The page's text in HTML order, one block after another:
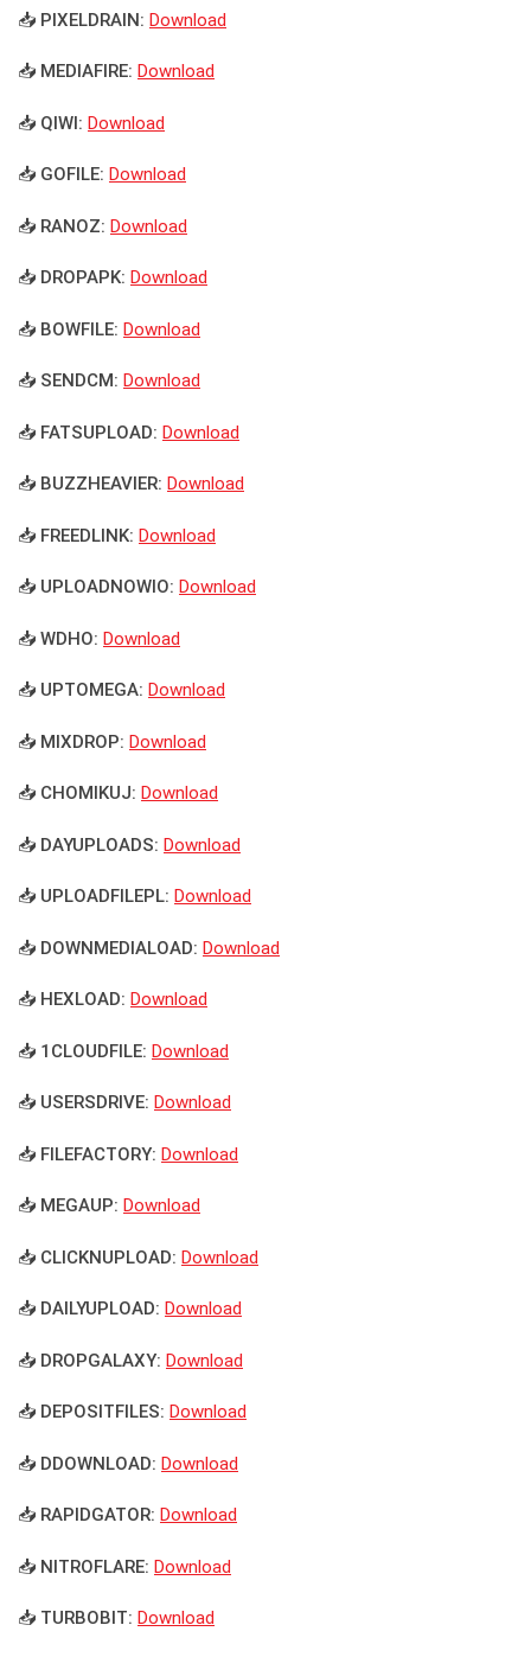
📥 PIXELDRAIN: Download
📥 MEDIAFIRE: Download
📥 QIWI: Download
📥 GOFILE: Download
📥 RANOZ: Download
📥 DROPAPK: Download
📥 BOWFILE: Download
📥 SENDCM: Download
📥 FATSUPLOAD: Download
📥 BUZZHEAVIER: Download
📥 FREEDLINK: Download
📥 UPLOADNOWIO: Download
📥 WDHO: Download
📥 UPTOMEGA: Download
📥 MIXDROP: Download
📥 CHOMIKUJ: Download
📥 DAYUPLOADS: Download
📥 UPLOADFILEPL: Download
📥 DOWNMEDIALOAD: Download
📥 HEXLOAD: Download
📥 1CLOUDFILE: Download
📥 USERSDRIVE: Download
📥 FILEFACTORY: Download
📥 MEGAUP: Download
📥 CLICKNUPLOAD: Download
📥 DAILYUPLOAD: Download
📥 DROPGALAXY: Download
📥 DEPOSITFILES: Download
📥 DDOWNLOAD: Download
📥 RAPIDGATOR: Download
📥 NITROFLARE: Download
📥 TURBOBIT: Download